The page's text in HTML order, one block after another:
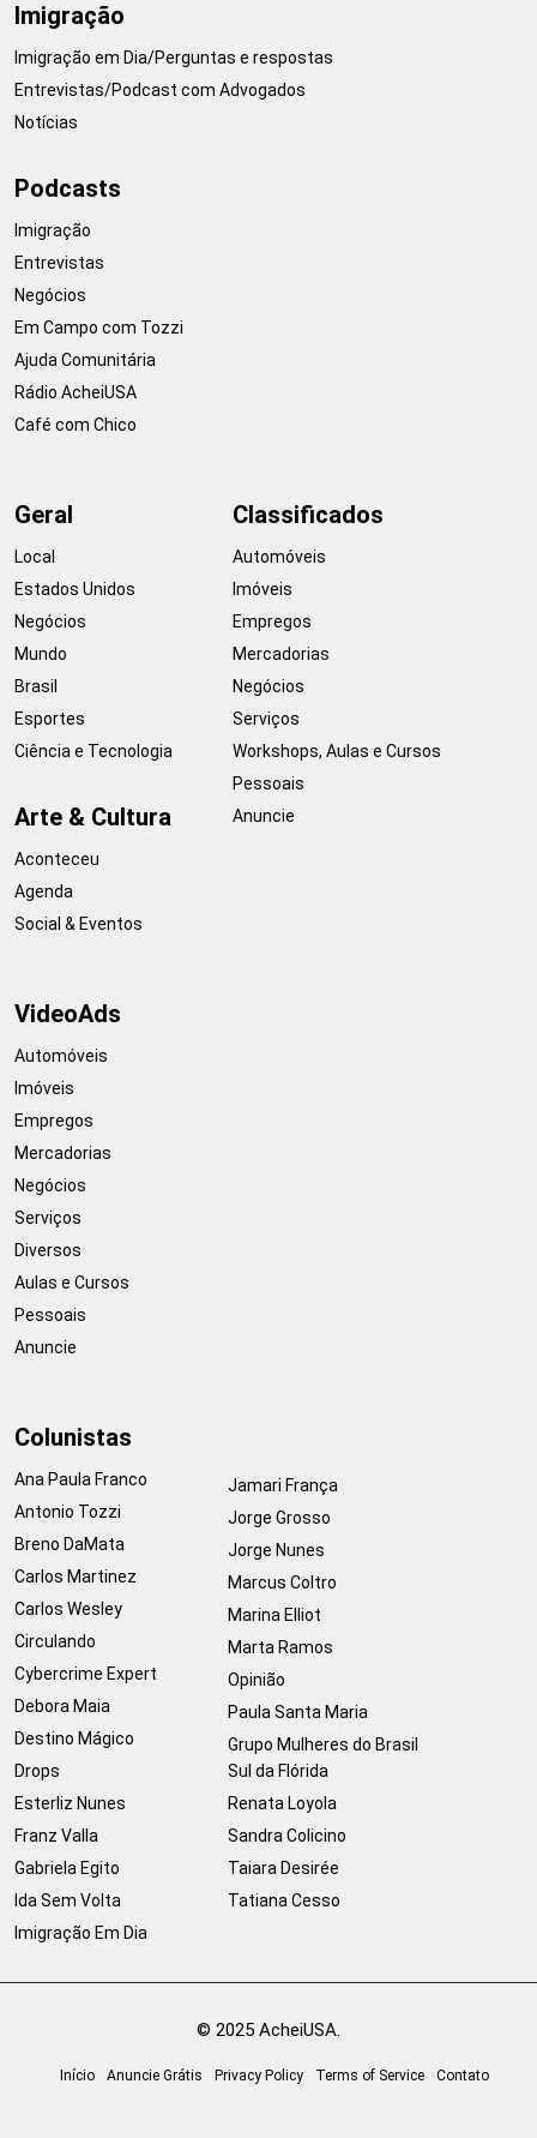
Imigração
Imigração em Dia/Perguntas e respostas
Entrevistas/Podcast com Advogados
Notícias
Podcasts
Imigração
Entrevistas
Negócios
Em Campo com Tozzi
Ajuda Comunitária
Rádio AcheiUSA
Café com Chico
Geral
Local
Estados Unidos
Negócios
Mundo
Brasil
Esportes
Ciência e Tecnologia
Arte & Cultura
Aconteceu
Agenda
Social & Eventos
Classificados
Automóveis
Imóveis
Empregos
Mercadorias
Negócios
Serviços
Workshops, Aulas e Cursos
Pessoais
Anuncie
VideoAds
Automóveis
Imóveis
Empregos
Mercadorias
Negócios
Serviços
Diversos
Aulas e Cursos
Pessoais
Anuncie
Colunistas
Ana Paula Franco
Antonio Tozzi
Breno DaMata
Carlos Martinez
Carlos Wesley
Circulando
Cybercrime Expert
Debora Maia
Destino Mágico
Drops
Esterliz Nunes
Franz Valla
Gabriela Egito
Ida Sem Volta
Imigração Em Dia
Jamari França
Jorge Grosso
Jorge Nunes
Marcus Coltro
Marina Elliot
Marta Ramos
Opinião
Paula Santa Maria
Grupo Mulheres do Brasil
Sul da Flórida
Renata Loyola
Sandra Colicino
Taiara Desirée
Tatiana Cesso
© 2025 AcheiUSA.
Início Anuncie Grátis Privacy Policy Terms of Service Contato